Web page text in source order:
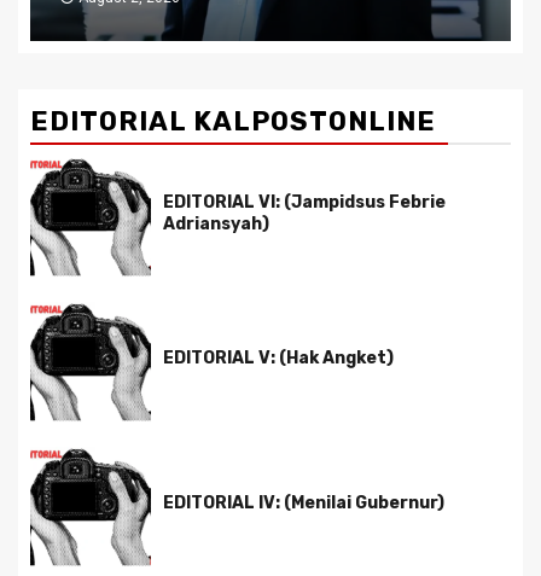
EDITORIAL KALPOSTONLINE
EDITORIAL VI: (Jampidsus Febrie
Adriansyah)
EDITORIAL V: (Hak Angket)
EDITORIAL IV: (Menilai Gubernur)